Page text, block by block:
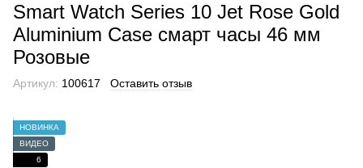
Smart Watch Series 10 Jet Rose Gold
Aluminium Case смарт часы 46 мм
Розовые
Артикул: 100617 Оставить отзыв
НОВИНКА
ВИДЕО
6